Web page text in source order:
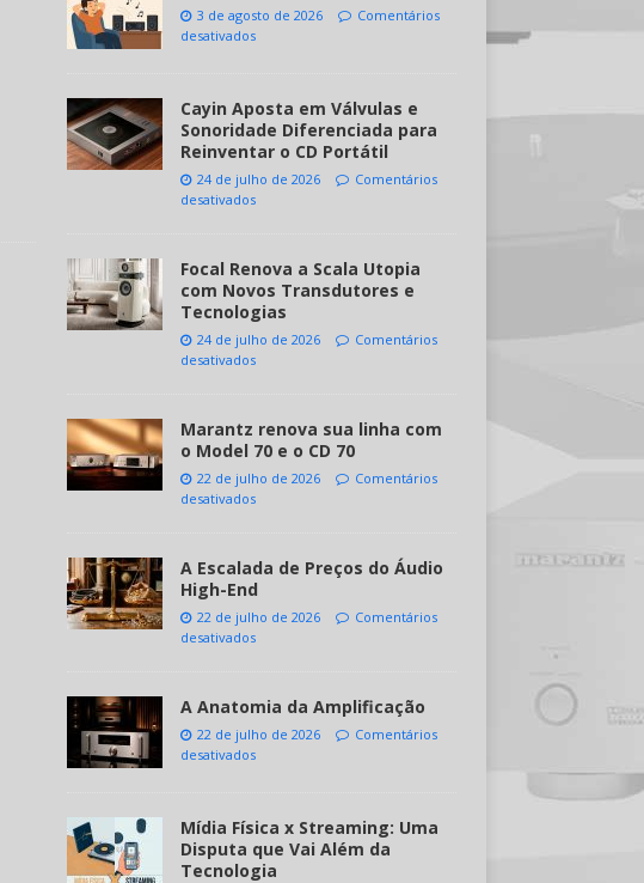
3 de agosto de 2026
Comentários
desativados
Cayin Aposta em Válvulas e
Sonoridade Diferenciada para
Reinventar o CD Portátil
24 de julho de 2026
Comentários
desativados
Focal Renova a Scala Utopia
com Novos Transdutores e
Tecnologias
24 de julho de 2026
Comentários
desativados
Marantz renova sua linha com
o Model 70 e o CD 70
22 de julho de 2026
Comentários
desativados
A Escalada de Preços do Áudio
High-End
22 de julho de 2026
Comentários
desativados
A Anatomia da Amplificação
22 de julho de 2026
Comentários
desativados
Mídia Física x Streaming: Uma
Disputa que Vai Além da
Tecnologia